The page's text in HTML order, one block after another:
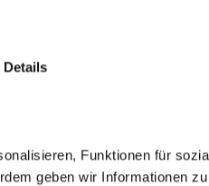
Details
Funktionen für
geben wir Informationen
Einmal Abheben... das
lade ich Sie dazu ...